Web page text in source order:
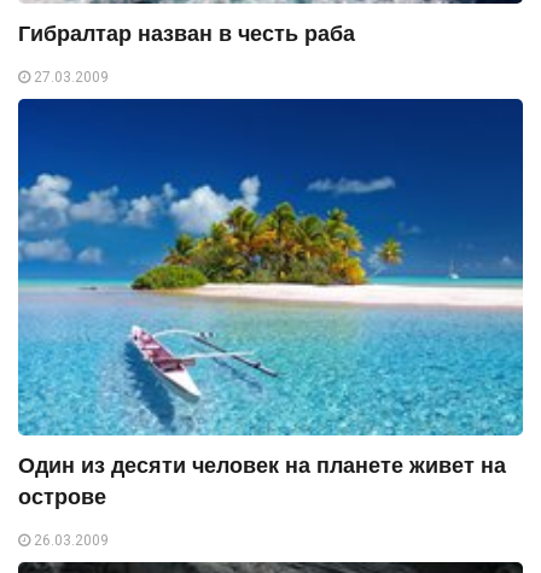
Гибралтар назван в честь раба
27.03.2009
Один из десяти человек на планете живет на
острове
26.03.2009